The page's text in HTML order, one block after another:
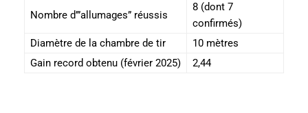
Nombre d’”allumages” réussis
8 (dont 7
confirmés)
Diamètre de la chambre de tir
10 mètres
Gain record obtenu (février 2025)
2,44